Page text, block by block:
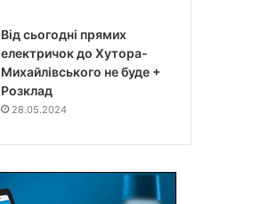
Від сьогодні прямих
електричок до Хутора-
Михайлівського не буде +
Розклад
28.05.2024